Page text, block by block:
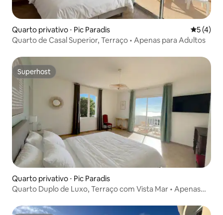
Quarto privativo ⋅ Pic Paradis 5 de
5 (4)
Quarto de Casal Superior, Terraço • Apenas para Adultos
Superhost
Superhost
Quarto privativo ⋅ Pic Paradis
Quarto Duplo de Luxo, Terraço com Vista Mar • Apenas